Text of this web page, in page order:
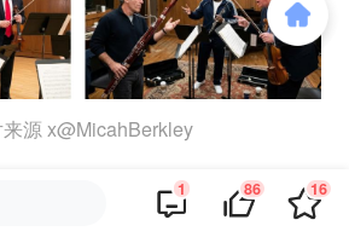
源 x@MicahBerkley
格满满的合影。
1 86 16